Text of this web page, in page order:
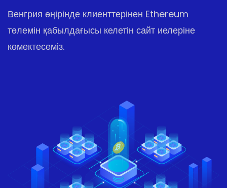
Венгрия өңірінде клиенттерінен Ethereum
төлемін қабылдағысы келетін сайт иелеріне
көмектесеміз.